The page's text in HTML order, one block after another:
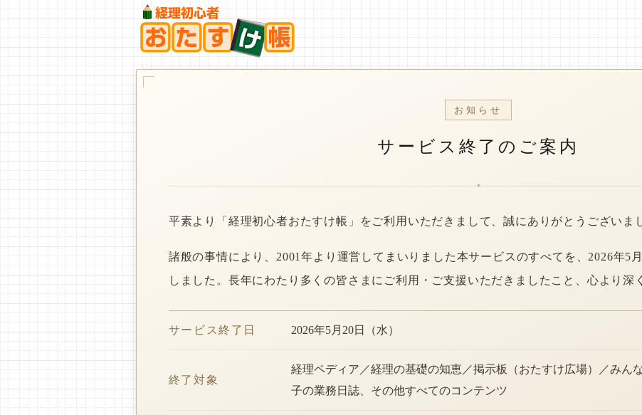
お知らせ
サービス終了のご案内
*
平素より「経理初心者おたすけ帳」をご利用いただきまして、誠にありがとうございま
諸般の事情により、2001年より運営してまいりました本サービスのすべてを、2026年5
しました。長年にわたり多くの皆さまにご利用・ご支援いただきましたこと、心より深
サービス終了日 2026年5月20日（水）
終了対象
経理ペディア／経理の基礎の知恵／掲示板（おたすけ広場）／みん
子の業務日誌、その他すべてのコンテンツ